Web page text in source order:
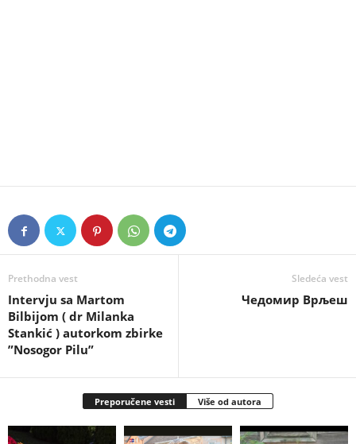
Prethodna vest
Intervju sa Martom
Bilbijom ( dr Milanka
Stankić ) autorkom zbirke
”Nosogor Pilu”
Sledeća vest
Чедомир Врљеш
Preporučene vesti Više od autora